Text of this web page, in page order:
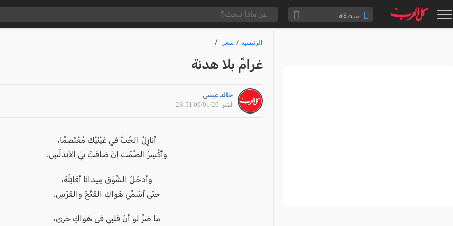
منطقة
الرئيسية شعر
غرامٌ بلا هدنة
خالد عيسى
نُشر: 09/01/26 23:51
أُنازِلُ الحُبَّ في عَيْنَيْكِ مُعْتَصِمًا،
وأكْسِرُ الصَّمْتَ إنْ ضاقَتْ بيَ الأندَلُسِ.
وأدخُلُ الشَّوْقَ مِيدانًا أُقاتِلُهُ،
حتّى أُسَمِّي هَواكِ الفَتْحَ والفَرَسِ.
ما ضَرَّ لو أنّ قَلبي في هَواكِ جَرى،